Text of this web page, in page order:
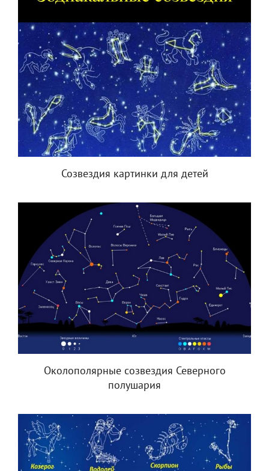
Созвездия картинки для детей
Околополярные созвездия Северного
полушария